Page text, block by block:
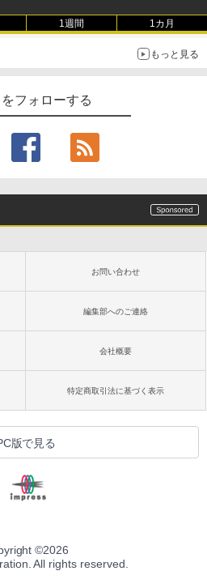
1週間 1カ月
もっと見る
フォローする
お問い合わせ
編集部へのご連絡
会社概要
特定商取引法に基づく表示
版で見る
©2026
All rights reserved.